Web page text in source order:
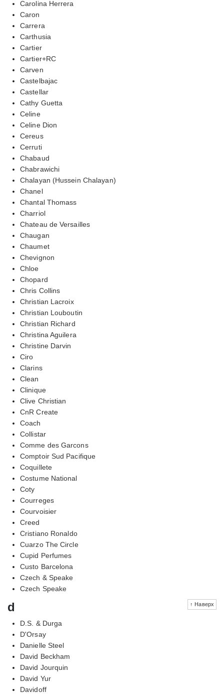
Carolina Herrera
Caron
Carrera
Carthusia
Cartier
Cartier+RC
Carven
Castelbajac
Castellar
Cathy Guetta
Celine
Celine Dion
Cereus
Cerruti
Chabaud
Chabrawichi
Chalayan (Hussein Chalayan)
Chanel
Chantal Thomass
Charriol
Chateau de Versailles
Chaugan
Chaumet
Chevignon
Chloe
Chopard
Chris Collins
Christian Lacroix
Christian Louboutin
Christian Richard
Christina Aguilera
Christine Darvin
Ciro
Clarins
Clean
Clinique
Clive Christian
CnR Create
Coach
Collistar
Comme des Garcons
Comptoir Sud Pacifique
Coquillete
Costume National
Coty
Courreges
Courvoisier
Creed
Cristiano Ronaldo
Cuarzo The Circle
Cupid Perfumes
Custo Barcelona
Czech & Speake
Czech Speake
↑ Наверх
d
D.S. & Durga
D'Orsay
Danielle Steel
David Beckham
David Jourquin
David Yur
Davidoff